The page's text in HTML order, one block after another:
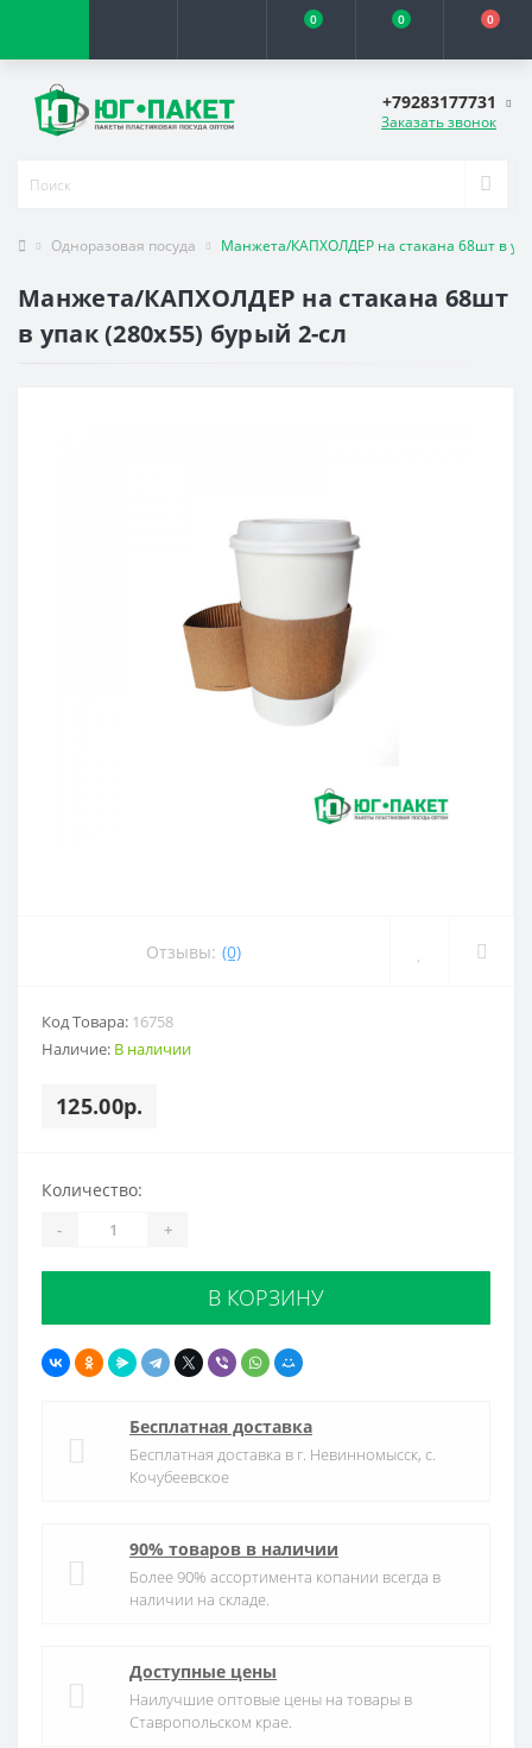
0 0 0
+79283177731
Заказать звонок
Одноразовая посуда Манжета/КАПХОЛДЕР на стакана 68шт в
Манжета/КАПХОЛДЕР на стакана 68шт
в упак (280х55) бурый 2-сл
Отзывы: (0)
Код Товара: 16758
Наличие: В наличии
125.00р.
Количество:
- +
В КОРЗИНУ
Бесплатная доставка
Бесплатная доставка в г. Невинномысск, с.
Кочубеевское
90% товаров в наличии
Более 90% ассортимента копании всегда в
наличии на складе.
Доступные цены
Наилучшие оптовые цены на товары в
Ставропольском крае.